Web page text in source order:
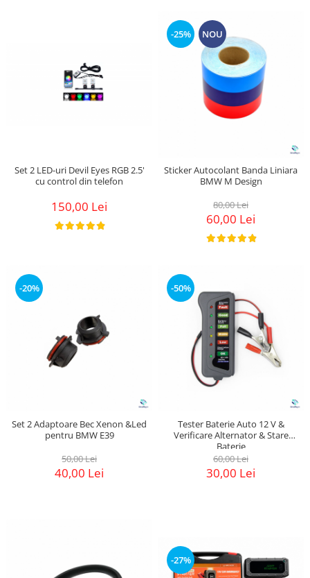
Set 2 LED-uri Devil Eyes RGB 2.5'
cu control din telefon
150,00 Lei
-25% NOU
Sticker Autocolant Banda Liniara
BMW M Design
80,00 Lei
60,00 Lei
-20%
Set 2 Adaptoare Bec Xenon &Led
pentru BMW E39
50,00 Lei
40,00 Lei
-50%
Tester Baterie Auto 12 V &
Verificare Alternator & Stare
Baterie
60,00 Lei
30,00 Lei
-27%